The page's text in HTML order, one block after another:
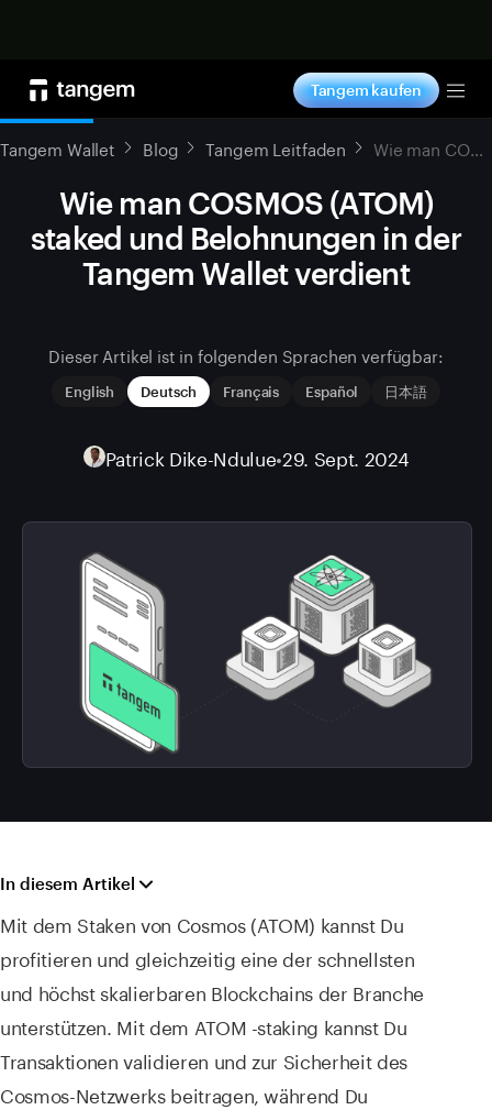
Tangem kaufen
Tangem Wallet Blog Tangem Leitfaden Wie man COSMOS (ATOM) staked und Belohnungen in der Tangem Wallet verdient
Wie man COSMOS (ATOM)
staked und Belohnungen in der
Tangem Wallet verdient
Dieser Artikel ist in folgenden Sprachen verfügbar:
English Deutsch Français Español 日本語
Patrick Dike-Ndulue•29. Sept. 2024
In diesem Artikel
Mit dem Staken von Cosmos (ATOM) kannst Du
profitieren und gleichzeitig eine der schnellsten
und höchst skalierbaren Blockchains der Branche
unterstützen. Mit dem ATOM -staking kannst Du
Transaktionen validieren und zur Sicherheit des
Cosmos-Netzwerks beitragen, während Du